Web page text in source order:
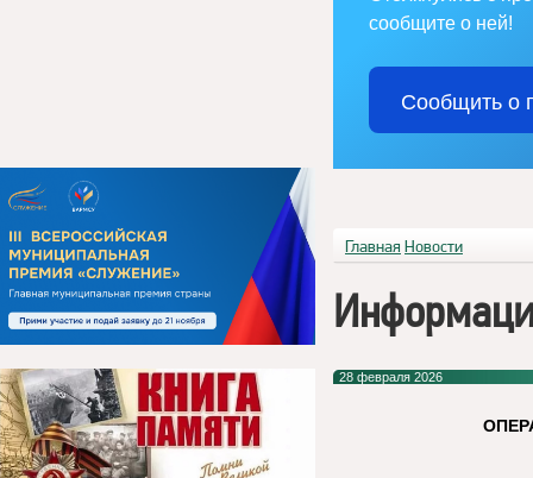
сообщите о ней!
Сообщить о
Главная Новости
28 февраля 2026